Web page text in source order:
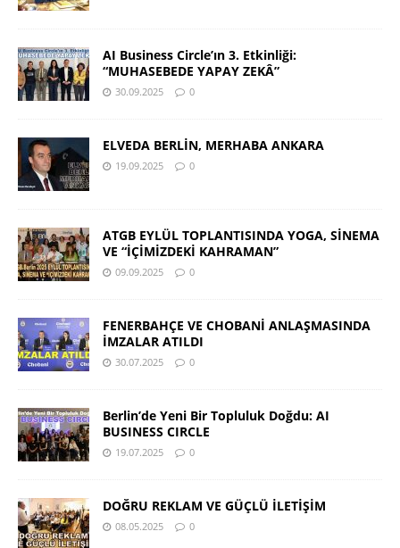
AI Business Circle’ın 3. Etkinliği:
“MUHASEBEDE YAPAY ZEKÂ”
30.09.2025 0
ELVEDA BERLİN, MERHABA ANKARA
19.09.2025 0
ATGB EYLÜL TOPLANTISINDA YOGA, SİNEMA
VE “İÇİMİZDEKİ KAHRAMAN”
09.09.2025 0
FENERBAHÇE VE CHOBANİ ANLAŞMASINDA
İMZALAR ATILDI
30.07.2025 0
Berlin’de Yeni Bir Topluluk Doğdu: AI
BUSINESS CIRCLE
19.07.2025 0
DOĞRU REKLAM VE GÜÇLÜ İLETİŞİM
08.05.2025 0